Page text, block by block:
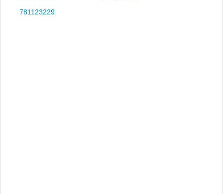
781123229